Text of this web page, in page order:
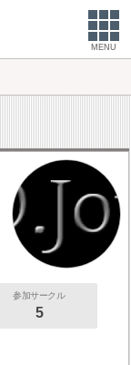
MENU
参加サークル
5